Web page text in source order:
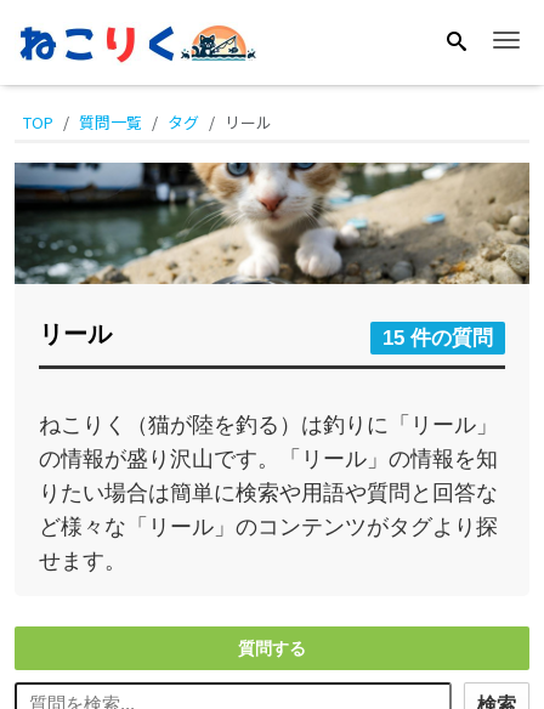
TOP 質問一覧 タグ リール
リール 15 件の質問
ねこりく（猫が陸を釣る）は釣りに「リール」
の情報が盛り沢山です。「リール」の情報を知
りたい場合は簡単に検索や用語や質問と回答な
ど様々な「リール」のコンテンツがタグより探
せます。
質問する
検索